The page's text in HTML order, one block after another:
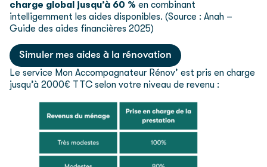
charge global jusqu’à 60 % en combinant
intelligemment les aides disponibles. (Source : Anah –
Guide des aides financières 2025)
Simuler mes aides à la rénovation
Le service Mon Accompagnateur Rénov’ est pris en charge
jusqu’à 2000€ TTC selon votre niveau de revenu :